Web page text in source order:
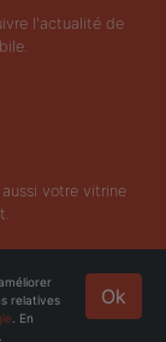
l'actualité de
votre vitrine
Ok
relatives
. En